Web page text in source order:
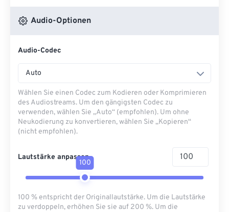
Audio-Optionen
Audio-Codec
Auto
Wählen Sie einen Codec zum Kodieren oder Komprimieren
des Audiostreams. Um den gängigsten Codec zu
verwenden, wählen Sie „Auto“ (empfohlen). Um ohne
Neukodierung zu konvertieren, wählen Sie „Kopieren“
(nicht empfohlen).
Lautstärke anpassen
100
100 % entspricht der Originallautstärke. Um die Lautstärke
zu verdoppeln, erhöhen Sie sie auf 200 %. Um die